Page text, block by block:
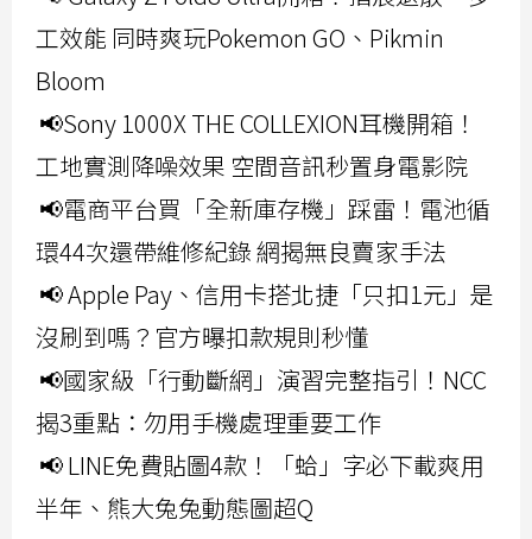
工效能 同時爽玩Pokemon GO、Pikmin
Bloom
📢Sony 1000X THE COLLEXION耳機開箱！
工地實測降噪效果 空間音訊秒置身電影院
📢電商平台買「全新庫存機」踩雷！電池循
環44次還帶維修紀錄 網揭無良賣家手法
📢 Apple Pay、信用卡搭北捷「只扣1元」是
沒刷到嗎？官方曝扣款規則秒懂
📢國家級「行動斷網」演習完整指引！NCC
揭3重點：勿用手機處理重要工作
📢 LINE免費貼圖4款！「蛤」字必下載爽用
半年、熊大兔兔動態圖超Q